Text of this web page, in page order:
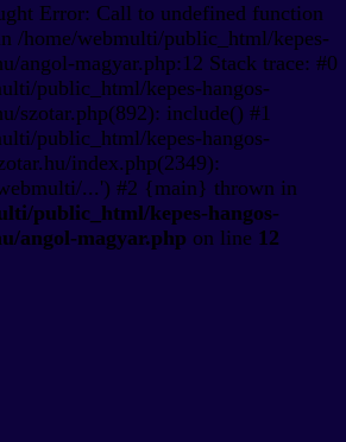
Error: Call to undefined function
/home/webmulti/public_html/kepes-
angol-magyar.php:12 Stack trace: #0
public_html/kepes-hangos-
szotar.php(892): include() #1
public_html/kepes-hangos-
index.php(2349):
...') #2 {main} thrown in
public_html/kepes-hangos-
angol-magyar.php on line 12